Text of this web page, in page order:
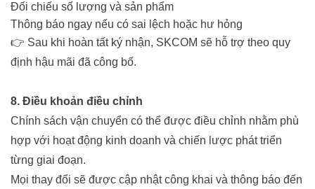
Đối chiếu số lượng và sản phẩm
Thông báo ngay nếu có sai lệch hoặc hư hỏng
👉 Sau khi hoàn tất ký nhận, SKCOM sẽ hỗ trợ theo quy
định hậu mãi đã công bố.
8. Điều khoản điều chỉnh
Chính sách vận chuyển có thể được điều chỉnh nhằm phù
hợp với hoạt động kinh doanh và chiến lược phát triển
từng giai đoạn.
Mọi thay đổi sẽ được cập nhật công khai và thông báo đến